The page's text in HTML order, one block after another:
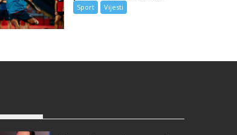
Sport Vijesti